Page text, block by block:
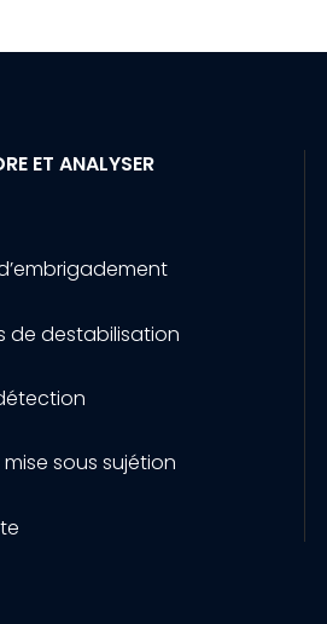
ET ANALYSER
de destabilisation
sous sujétion